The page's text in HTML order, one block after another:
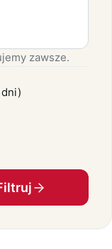
zawsze.